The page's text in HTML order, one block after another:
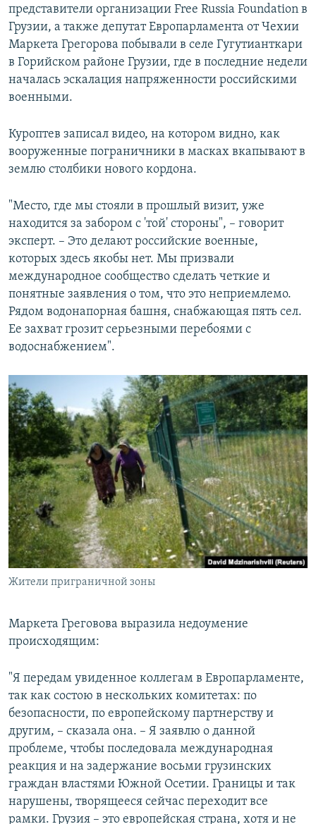
представители организации Free Russia Foundation в
Грузии, а также депутат Европарламента от Чехии
Маркета Грегорова побывали в селе Гугутианткари
в Горийском районе Грузии, где в последние недели
началась эскалация напряженности российскими
военными.
Куроптев записал видео, на котором видно, как
вооруженные пограничники в масках вкапывают в
землю столбики нового кордона.
"Место, где мы стояли в прошлый визит, уже
находится за забором с 'той' стороны", – говорит
эксперт. – Это делают российские военные,
которых здесь якобы нет. Мы призвали
международное сообщество сделать четкие и
понятные заявления о том, что это неприемлемо.
Рядом водонапорная башня, снабжающая пять сел.
Ее захват грозит серьезными перебоями с
водоснабжением".
Жители приграничной зоны
Маркета Греговова выразила недоумение
происходящим:
"Я передам увиденное коллегам в Европарламенте,
так как состою в нескольких комитетах: по
безопасности, по европейскому партнерству и
другим, – сказала она. – Я заявлю о данной
проблеме, чтобы последовала международная
реакция и на задержание восьми грузинских
граждан властями Южной Осетии. Границы и так
нарушены, творящееся сейчас переходит все
рамки. Грузия – это европейская страна, хотя и не